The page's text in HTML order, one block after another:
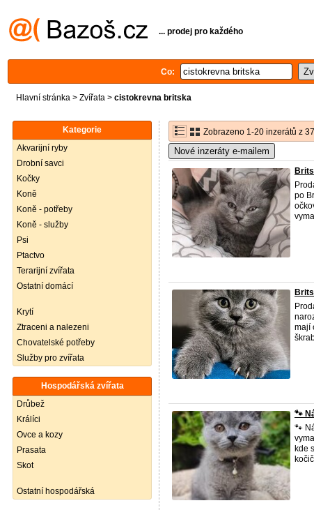
... prodej pro každého
Co:
Hlavní stránka > Zvířata > cistokrevna britska
Kategorie
Akvarijní ryby
Drobní savci
Kočky
Koně
Koně - potřeby
Koně - služby
Psi
Ptactvo
Terarijní zvířata
Ostatní domácí
Krytí
Ztraceni a nalezeni
Chovatelské potřeby
Služby pro zvířata
Hospodářská zvířata
Drůbež
Králíci
Ovce a kozy
Prasata
Skot
Ostatní hospodářská
Zobrazeno 1-20 inzerátů z 37
Nové inzeráty e-mailem
po
mají
​🐾
🐾
kde